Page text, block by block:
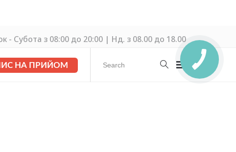
- Cубота з 08:00 до 20:00 | Нд. з 08.00 до 18.00
НА ПРИЙОМ